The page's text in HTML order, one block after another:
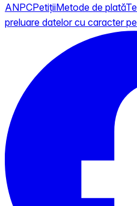
ANPCPetițiiMetode de plată
preluare datelor cu caracter